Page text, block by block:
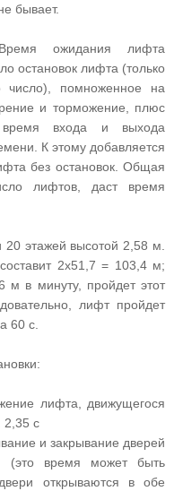
бывает.
ожидания лифта
остановок лифта (только
число), помноженное на
и торможение, плюс
входа и выхода
К этому добавляется
без остановок. Общая
лифтов, даст время
20 этажей высотой 2,58 м.
2х51,7 = 103,4 м;
м в минуту, пройдет этот
лифт пройдет
60 с.
лифта, движущегося
2,35 с
и закрывание дверей
(это время может быть
открываются в обе